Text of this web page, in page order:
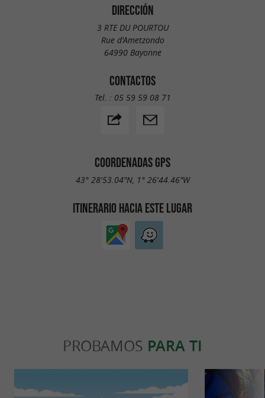
DIRECCIÓN
3 RTE DU POURTOU
Rue d'Ametzondo
64990 Bayonne
CONTACTOS
Tel. : 05 59 59 08 71
COORDENADAS GPS
43° 28'53.04"N, 1° 26'44.46"W
ITINERARIO HACIA ESTE LUGAR
PROBAMOS PARA TI